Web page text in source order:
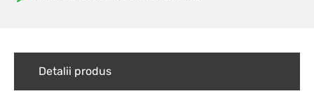
Detalii produs